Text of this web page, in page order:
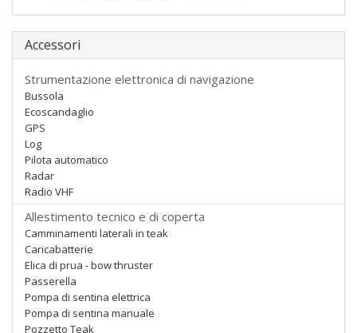
Accessori
Strumentazione elettronica di navigazione
Bussola
Ecoscandaglio
GPS
Log
Pilota automatico
Radar
Radio VHF
Allestimento tecnico e di coperta
Camminamenti laterali in teak
Caricabatterie
Elica di prua - bow thruster
Passerella
Pompa di sentina elettrica
Pompa di sentina manuale
Pozzetto Teak